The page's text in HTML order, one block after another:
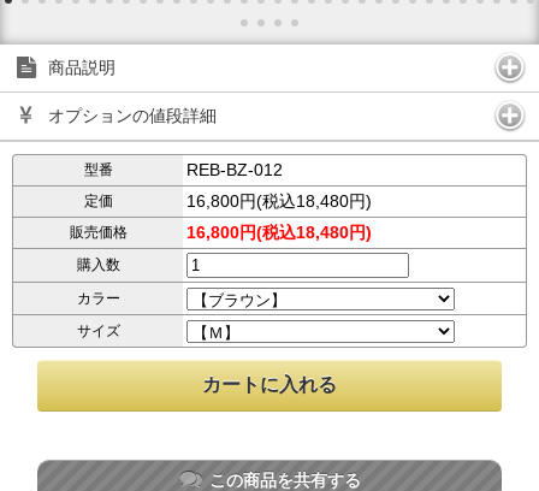
商品説明
オプションの値段詳細
型番 REB-BZ-012
定価 16,800円(税込18,480円)
販売価格 16,800円(税込18,480円)
購入数
カラー
サイズ
この商品を共有する